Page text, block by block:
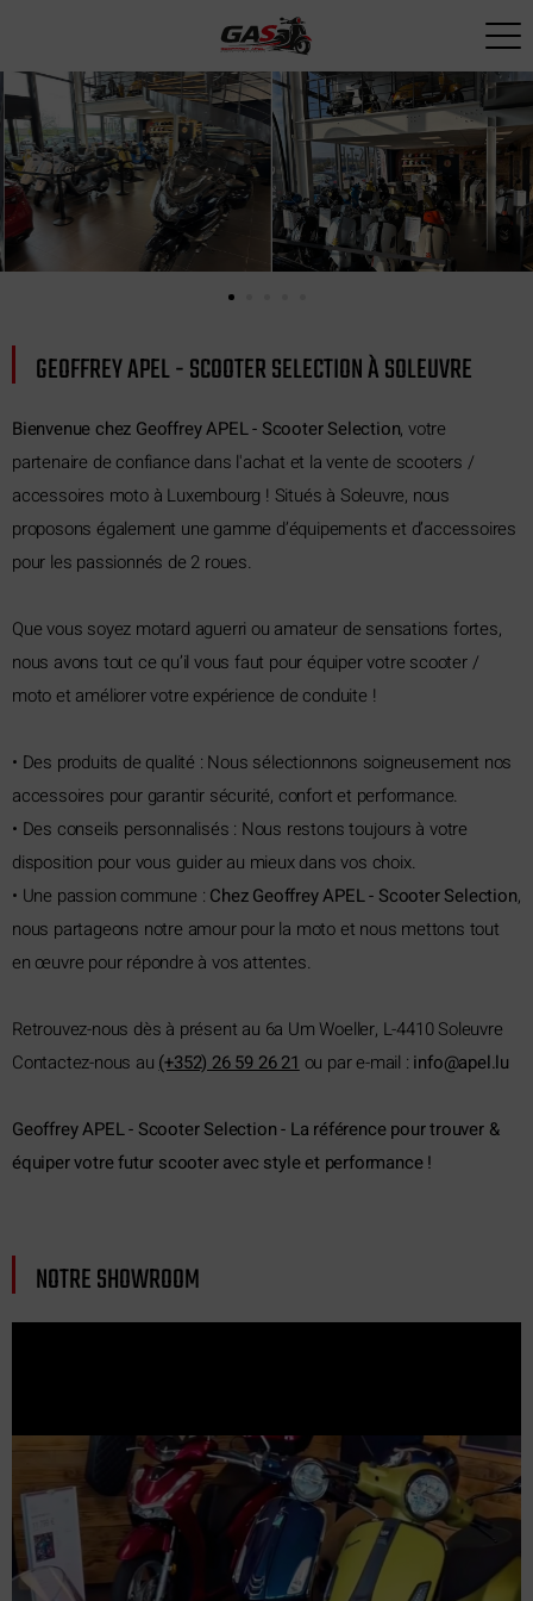
GEOFFREY APEL - SCOOTER SELECTION À SOLEUVRE
Bienvenue chez Geoffrey APEL - Scooter Selection, votre
partenaire de confiance dans l'achat et la vente de scooters /
accessoires moto à Luxembourg ! Situés à Soleuvre, nous
proposons également une gamme d’équipements et d’accessoires
pour les passionnés de 2 roues.
Que vous soyez motard aguerri ou amateur de sensations fortes,
nous avons tout ce qu’il vous faut pour équiper votre scooter /
moto et améliorer votre expérience de conduite !
• Des produits de qualité : Nous sélectionnons soigneusement nos
accessoires pour garantir sécurité, confort et performance.
• Des conseils personnalisés : Nous restons toujours à votre
disposition pour vous guider au mieux dans vos choix.
• Une passion commune : Chez Geoffrey APEL - Scooter Selection,
nous partageons notre amour pour la moto et nous mettons tout
en œuvre pour répondre à vos attentes.
Retrouvez-nous dès à présent au 6a Um Woeller, L-4410 Soleuvre
Contactez-nous au (+352) 26 59 26 21 ou par e-mail : ul.le
pa@of
ni
Geoffrey APEL - Scooter Selection - La référence pour trouver &
équiper votre futur scooter avec style et performance !
NOTRE SHOWROOM